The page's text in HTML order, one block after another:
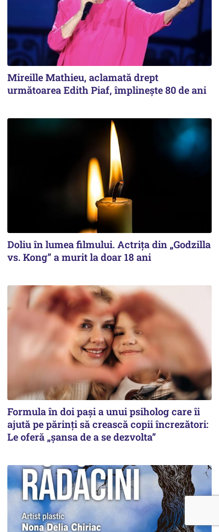
Mireille Mathieu, aclamată drept
următoarea Edith Piaf, împlinește 80 de ani
Doliu în lumea filmului. Actrița din „Godzilla
vs. Kong” a murit la doar 18 ani
Formula în doi pași a unui psiholog care îi
ajută pe părinți să crească copii încrezători:
Le oferă „șansa de a se dezvolta”